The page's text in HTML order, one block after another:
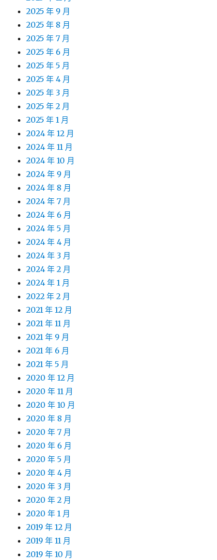
2025 年 9 月
2025 年 8 月
2025 年 7 月
2025 年 6 月
2025 年 5 月
2025 年 4 月
2025 年 3 月
2025 年 2 月
2025 年 1 月
2024 年 12 月
2024 年 11 月
2024 年 10 月
2024 年 9 月
2024 年 8 月
2024 年 7 月
2024 年 6 月
2024 年 5 月
2024 年 4 月
2024 年 3 月
2024 年 2 月
2024 年 1 月
2022 年 2 月
2021 年 12 月
2021 年 11 月
2021 年 9 月
2021 年 6 月
2021 年 5 月
2020 年 12 月
2020 年 11 月
2020 年 10 月
2020 年 8 月
2020 年 7 月
2020 年 6 月
2020 年 5 月
2020 年 4 月
2020 年 3 月
2020 年 2 月
2020 年 1 月
2019 年 12 月
2019 年 11 月
2019 年 10 月